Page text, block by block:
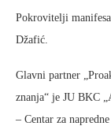
Pokrovitelji
Džafić.
Glavni partner
znanja“ je JU BKC
– Centar za